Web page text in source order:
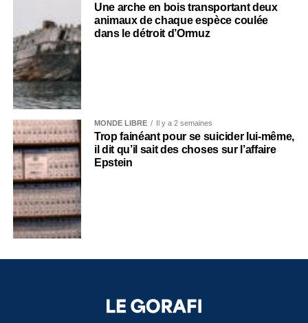
Une arche en bois transportant deux
animaux de chaque espèce coulée
dans le détroit d’Ormuz
MONDE LIBRE Il y a 2 semaines
Trop fainéant pour se suicider lui-même,
il dit qu’il sait des choses sur l’affaire
Epstein